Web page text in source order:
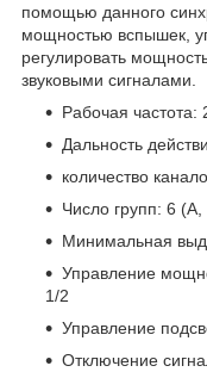
помощью данного
мощностью вспышек,
регулировать
звуковыми сигналами.
Рабочая частота:
Дальность
количество
Число групп: 6
Минимальная
Управление
1/2
Управление
Отключение